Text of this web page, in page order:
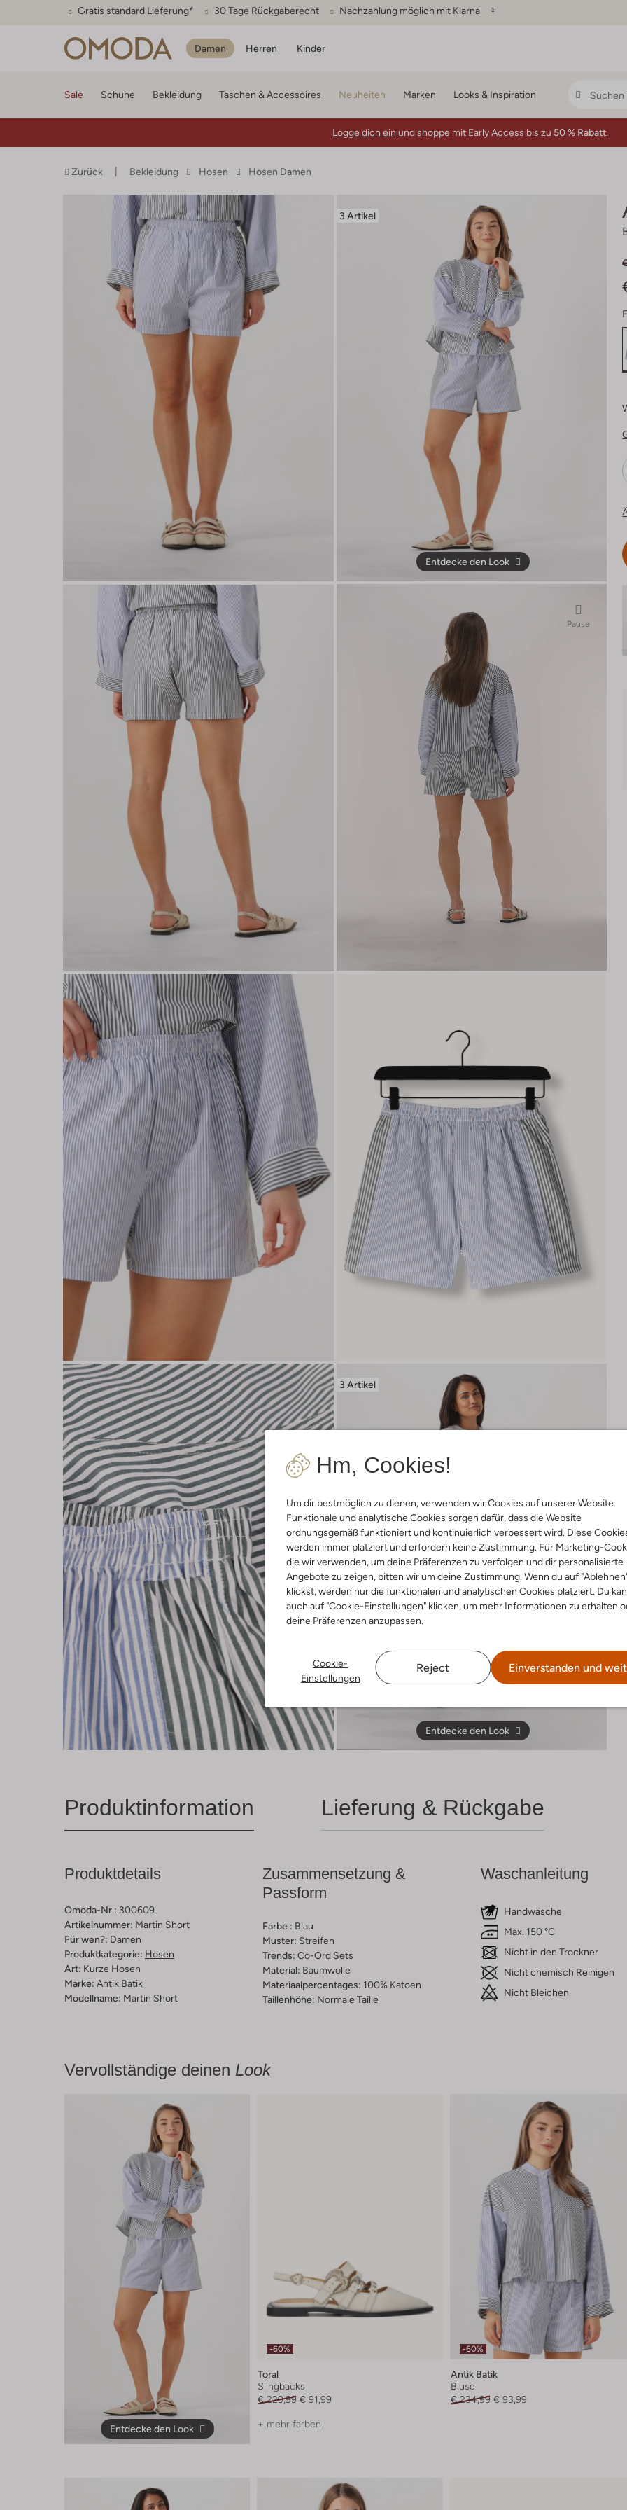
Gratis standard Lieferung* 30 Tage Rückgaberecht Nachzahlung möglich mit Klarna
Damen Herren Kinder
Hm, Cookies!
Um dir bestmöglich zu dienen, verwenden wir Cookies auf unserer Website.
Funktionale und analytische Cookies sorgen dafür, dass die Website
ordnungsgemäß funktioniert und kontinuierlich verbessert wird. Diese
werden immer platziert und erfordern keine Zustimmung. Für Marketing-
die wir verwenden, um deine Präferenzen zu verfolgen und dir personalisierte
Angebote zu zeigen, bitten wir um deine Zustimmung. Wenn du auf
klickst, werden nur die funktionalen und analytischen Cookies platziert. Du
auch auf "Cookie-Einstellungen" klicken, um mehr Informationen zu erhalten
deine Präferenzen anzupassen.
Cookie-
Einstellungen
Reject Einverstanden und
Sale Schuhe Bekleidung Taschen & Accessoires Neuheiten Marken Looks & Inspiration
Logge dich ein und shoppe mit Early Access bis zu 50 % Rabatt.
Zurück Bekleidung Hosen Hosen Damen
3 Artikel
Entdecke den Look
Pause
3 Artikel
Entdecke den Look
Produktinformation Lieferung & Rückgabe
Produktdetails
Omoda-Nr.: 300609
Artikelnummer: Martin Short
Für wen?: Damen
Produktkategorie: Hosen
Art: Kurze Hosen
Marke: Antik Batik
Modellname: Martin Short
Zusammensetzung &
Passform
Farbe : Blau
Muster: Streifen
Trends: Co-Ord Sets
Material: Baumwolle
Materiaalpercentages: 100% Katoen
Taillenhöhe: Normale Taille
Waschanleitung
Handwäsche
Max. 150 °C
Nicht in den Trockner
Nicht chemisch Reinigen
Nicht Bleichen
Vervollständige deinen Look
Entdecke den Look
-60%
Toral
Slingbacks
€ 229,99 € 91,99
+ mehr farben
-60%
Antik Batik
Bluse
€ 234,99 € 93,99